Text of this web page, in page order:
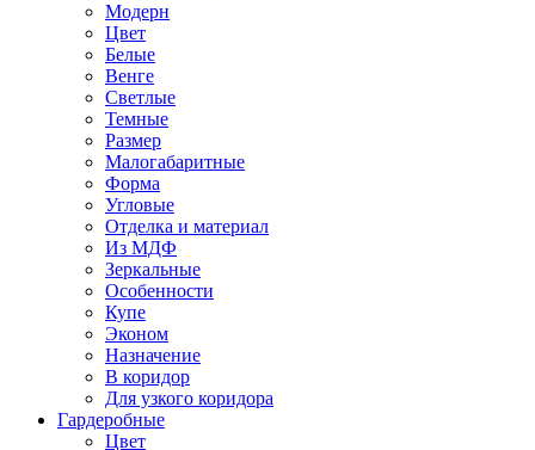
Модерн
Цвет
Белые
Венге
Светлые
Темные
Размер
Малогабаритные
Форма
Угловые
Отделка и материал
Из МДФ
Зеркальные
Особенности
Купе
Эконом
Назначение
В коридор
Для узкого коридора
Гардеробные
Цвет